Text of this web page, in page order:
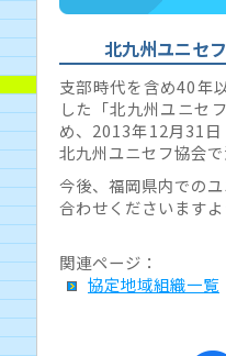
北九州ユニセ
支部時代を含め40年
した「北九州ユニセ
め、2013年12月31日
北九州ユニセフ協会
今後、福岡県内での
合わせくださいますよ
関連ページ：
協定地域組織一覧